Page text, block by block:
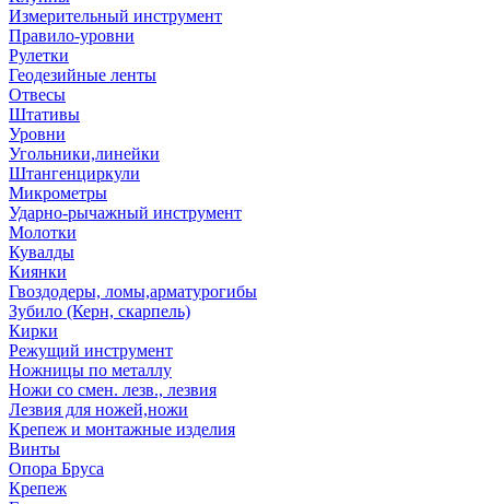
Измерительный инструмент
Правило-уровни
Рулетки
Геодезийные ленты
Отвесы
Штативы
Уровни
Угольники,линейки
Штангенциркули
Микрометры
Ударно-рычажный инструмент
Молотки
Кувалды
Киянки
Гвоздодеры, ломы,арматурогибы
Зубило (Керн, скарпель)
Кирки
Режущий инструмент
Ножницы по металлу
Ножи со смен. лезв., лезвия
Лезвия для ножей,ножи
Крепеж и монтажные изделия
Винты
Опора Бруса
Крепеж